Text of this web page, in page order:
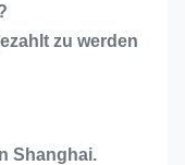
zu werden
Shanghai.